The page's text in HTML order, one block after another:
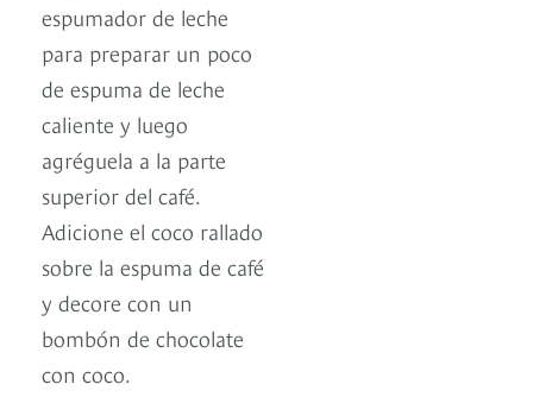
espumador de leche
para preparar un poco
de espuma de leche
caliente y luego
agréguela a la parte
superior del café.
Adicione el coco rallado
sobre la espuma de café
y decore con un
bombón de chocolate
con coco.